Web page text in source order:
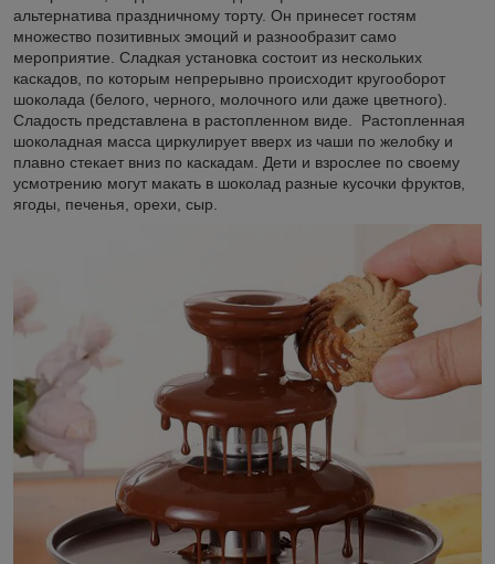
альтернатива праздничному торту. Он принесет гостям
множество позитивных эмоций и разнообразит само
мероприятие. Сладкая установка состоит из нескольких
каскадов, по которым непрерывно происходит кругооборот
шоколада (белого, черного, молочного или даже цветного).
Сладость представлена в растопленном виде. Растопленная
шоколадная масса циркулирует вверх из чаши по желобку и
плавно стекает вниз по каскадам. Дети и взрослее по своему
усмотрению могут макать в шоколад разные кусочки фруктов,
ягоды, печенья, орехи, сыр.